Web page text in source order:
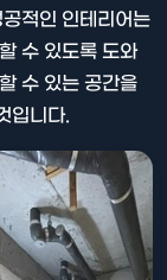
적인 인테리어는
수 있도록 도와
수 있는 공간을
입니다.